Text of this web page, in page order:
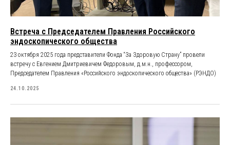
Встреча с Председателем Правления Российского
эндоскопического общества
23 октября 2025 года представители Фонда “За Здоровую Страну” провели
встречу с Евгением Дмитриевичем Федоровым, д.м.н., профессором,
Председателем Правления «Российского эндоскопического общества» (РЭНДО)
24.10.2025